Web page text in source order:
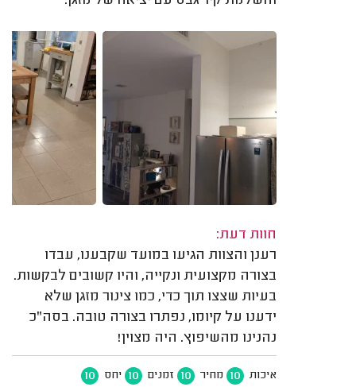
חוות דעת:
רענן והצוות הגיעו במועד שקבענו, עבדו
בצורה מקצועית ונקייה, והיו קשובים לבקשות.
בעיות שצצו תוך כדי, כמו צינור מזגן שלא
ידענו על קיומו, נפתרו בצורה טובה. בסה"כ
נהנינו מהשיפוץ. היה מצוין!
איכות 10 מחיר 10 זמנים 10 יחס 10